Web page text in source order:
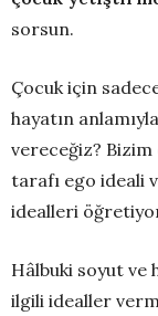
sorsun.
Çocuk için
hayatın
vereceğiz?
tarafı ego ideali
idealleri
Hâlbuki soyut ve
ilgili idealler